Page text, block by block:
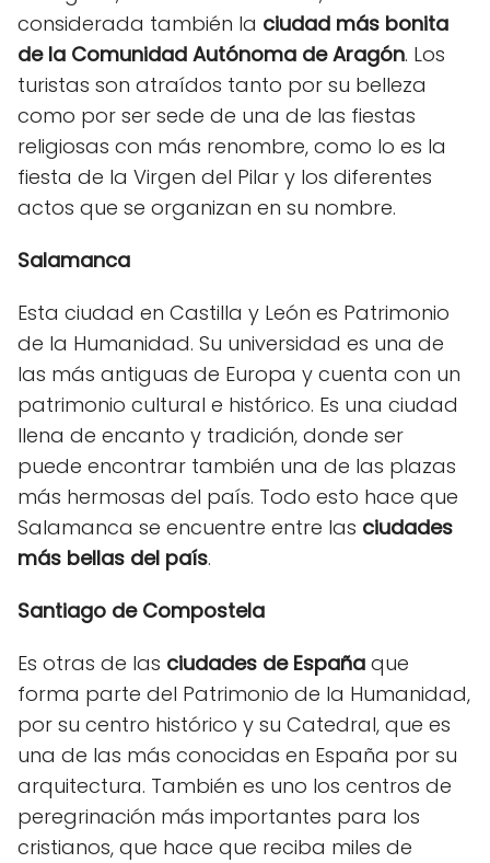
considerada también la ciudad más bonita
de la Comunidad Autónoma de Aragón. Los
turistas son atraídos tanto por su belleza
como por ser sede de una de las fiestas
religiosas con más renombre, como lo es la
fiesta de la Virgen del Pilar y los diferentes
actos que se organizan en su nombre.
Salamanca
Esta ciudad en Castilla y León es Patrimonio
de la Humanidad. Su universidad es una de
las más antiguas de Europa y cuenta con un
patrimonio cultural e histórico. Es una ciudad
llena de encanto y tradición, donde ser
puede encontrar también una de las plazas
más hermosas del país. Todo esto hace que
Salamanca se encuentre entre las ciudades
más bellas del país.
Santiago de Compostela
Es otras de las ciudades de España que
forma parte del Patrimonio de la Humanidad,
por su centro histórico y su Catedral, que es
una de las más conocidas en España por su
arquitectura. También es uno los centros de
peregrinación más importantes para los
cristianos, que hace que reciba miles de